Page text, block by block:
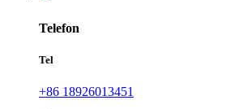
Telefon
Tel
+86 18926013451